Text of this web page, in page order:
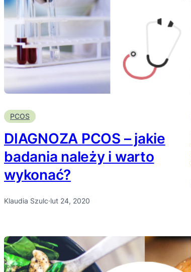
PCOS
DIAGNOZA PCOS – jakie
badania należy i warto
wykonać?
Klaudia Szulc·lut 24, 2020